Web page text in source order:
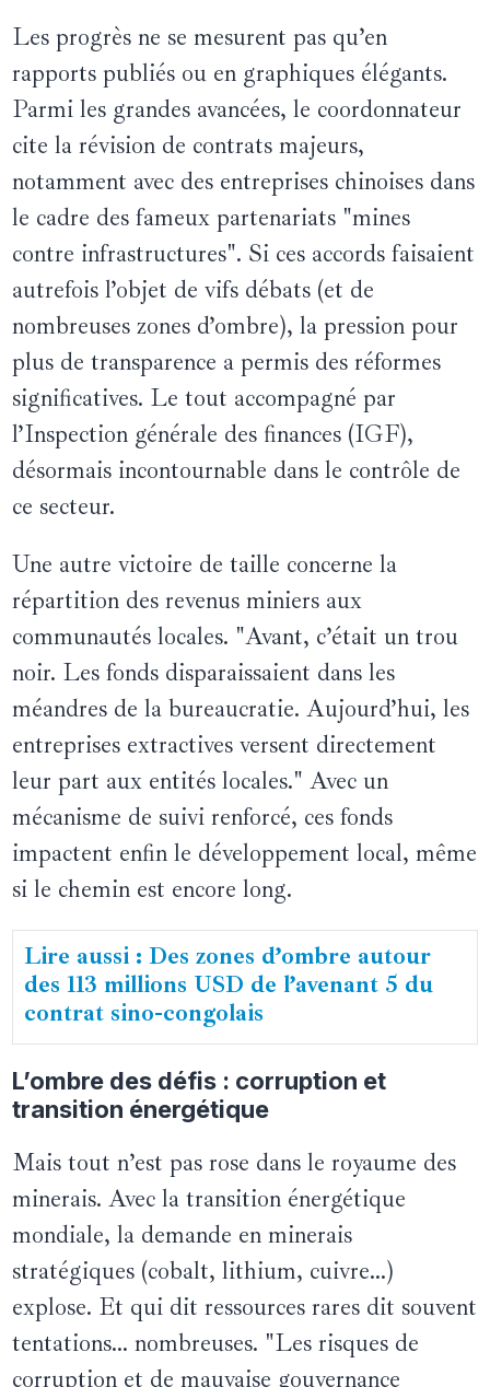
Les progrès ne se mesurent pas qu’en
rapports publiés ou en graphiques élégants.
Parmi les grandes avancées, le coordonnateur
cite la révision de contrats majeurs,
notamment avec des entreprises chinoises dans
le cadre des fameux partenariats "mines
contre infrastructures". Si ces accords faisaient
autrefois l’objet de vifs débats (et de
nombreuses zones d’ombre), la pression pour
plus de transparence a permis des réformes
significatives. Le tout accompagné par
l’Inspection générale des finances (IGF),
désormais incontournable dans le contrôle de
ce secteur.
Une autre victoire de taille concerne la
répartition des revenus miniers aux
communautés locales. "Avant, c’était un trou
noir. Les fonds disparaissaient dans les
méandres de la bureaucratie. Aujourd’hui, les
entreprises extractives versent directement
leur part aux entités locales." Avec un
mécanisme de suivi renforcé, ces fonds
impactent enfin le développement local, même
si le chemin est encore long.
Lire aussi : Des zones d’ombre autour
des 113 millions USD de l’avenant 5 du
contrat sino-congolais
L’ombre des défis : corruption et
transition énergétique
Mais tout n’est pas rose dans le royaume des
minerais. Avec la transition énergétique
mondiale, la demande en minerais
stratégiques (cobalt, lithium, cuivre…)
explose. Et qui dit ressources rares dit souvent
tentations… nombreuses. "Les risques de
corruption et de mauvaise gouvernance